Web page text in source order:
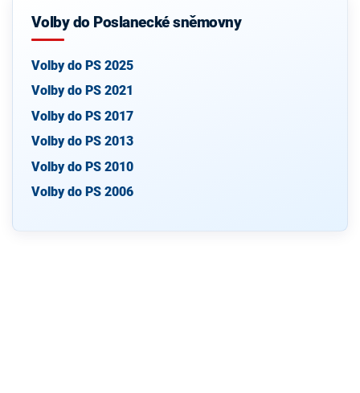
Volby do Poslanecké sněmovny
Volby do PS 2025
Volby do PS 2021
Volby do PS 2017
Volby do PS 2013
Volby do PS 2010
Volby do PS 2006